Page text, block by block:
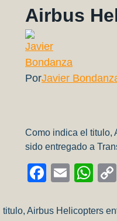
Airbus
PorJavier
Como indica el titulo,
sido entregado a
Email
Airbus Helicopters